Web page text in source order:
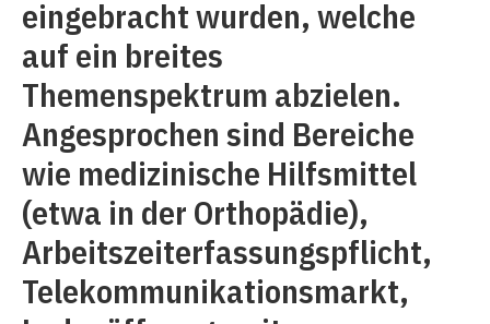
eingebracht wurden, welche
auf ein breites
Themenspektrum abzielen.
Angesprochen sind Bereiche
wie medizinische Hilfsmittel
(etwa in der Orthopädie),
Arbeitszeiterfassungspflicht,
Telekommunikationsmarkt,